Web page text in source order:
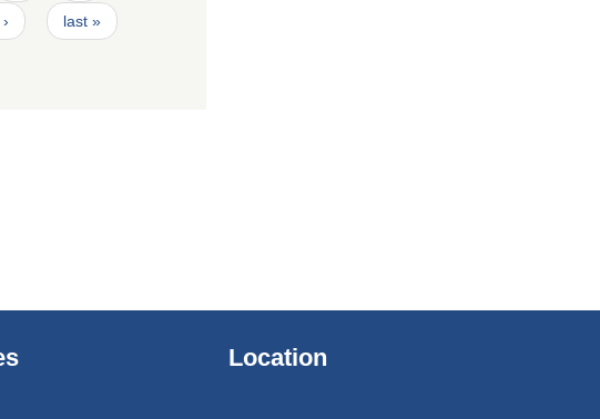
last »
Location